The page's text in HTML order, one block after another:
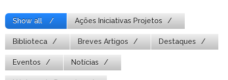
Show all Ações Iniciativas Projetos
Biblioteca Breves Artigos Destaques
Eventos Notícias